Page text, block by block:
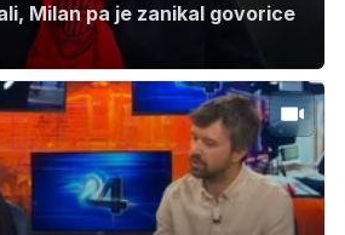
Milan pa je zanikal govorice